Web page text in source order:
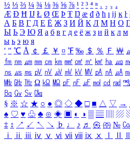
½ ⅓ ⅔ ¼ ¾ ⅛ ⅜ ⅝ ⅞ ¹ ² ³ ⁴ ⁿ ₁ ₂ ₃ ₄
Æ Ð Ħ Ĳ Ł Ø Œ Þ Ŧ Ŋ æ đ ð ħ ı ĳ ĸ ŀ
А Б В Г Д Е Ё Ж З И Й К Л М Н О
Ы Ь Э Ю Я а б в г д е ё ж з и й к л м
ы ь э ю я
′ ″ ℃ Å ￠ ￡ ￥ ¤ ℉ ‰ ＄ ％ Ｆ ￦
㎙ ㎚ ㎛ ㎜ ㎝ ㎞ ㎟ ㎠ ㎡ ㎢ ㏊ ㎍
㎱ ㎲ ㎳ ㎴ ㎵ ㎶ ㎷ ㎸ ㎹ ㎀ ㎁ ㎂
㎒ ㎓ ㎔ Ω ㏀ ㏁ ㎊ ㎋ ㎌ ㏖ ㏅ ㎭ ㎮
㏃ ㏉ ㏜ ㏆
§ ※ ☆ ★ ○ ● ◎ ◇ ◆ □ ■ △ ▽ →
♠ ♡ ♥ ♧ ♣ ⊙ ◈ ▣ ◐ ◑ ▒ ▤ ▨
‡ ↕ ↗ ↙ ↖ ↘ ♭ ♩ ♪ ♬ ㉿ ㈜ № ㏇
ⅰ
ⅱ ⅲ ⅳ ⅴ ⅵ ⅶ ⅷ ⅸ ⅹ